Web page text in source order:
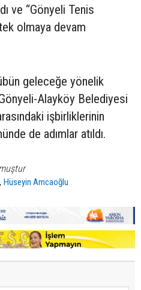
ve “Gönyeli Tenis
olmaya devam
geleceğe yönelik
Alayköy Belediyesi
işbirliklerinin
de adımlar atıldı.
,Hüseyin Amcaoğlu